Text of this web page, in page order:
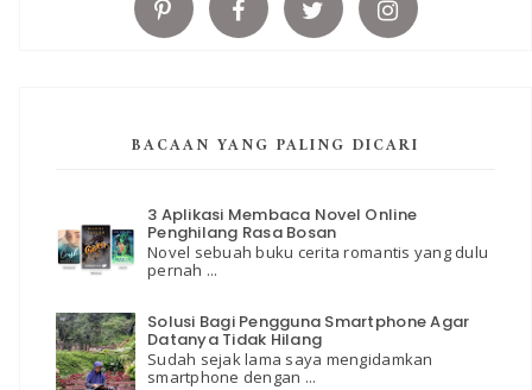
BACAAN YANG PALING DICARI
3 Aplikasi Membaca Novel Online
Penghilang Rasa Bosan
Novel sebuah buku cerita romantis yang dulu
pernah ...
Solusi Bagi Pengguna Smartphone Agar
Datanya Tidak Hilang
Sudah sejak lama saya mengidamkan
smartphone dengan ...